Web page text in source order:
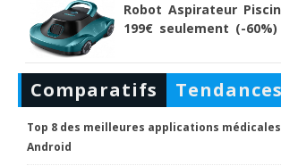
Robot Aspirateur
199€ seulement (-60%)
Comparatifs Tendances
Top 8 des meilleures applications
Android